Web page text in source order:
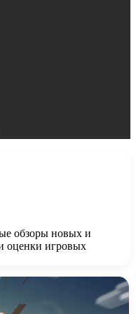
обзоры новых и
оценки игровых